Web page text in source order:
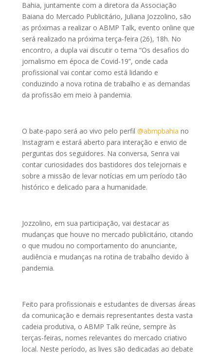
Bahia, juntamente com a diretora da Associação
Baiana do Mercado Publicitário, Juliana Jozzolino, são
as próximas a realizar o ABMP Talk, evento online que
será realizado na próxima terça-feira (26), 18h. No
encontro, a dupla vai discutir o tema “Os desafios do
jornalismo em época de Covid-19”, onde cada
profissional vai contar como está lidando e
conduzindo a nova rotina de trabalho e as demandas
da profissão em meio à pandemia.
O bate-papo será ao vivo pelo perfil @abmpbahia no
Instagram e estará aberto para interação e envio de
perguntas dos seguidores. Na conversa, Senra vai
contar curiosidades dos bastidores dos telejornais e
sobre a missão de levar notícias em um período tão
histórico e delicado para a humanidade.
Jozzolino, em sua participação, vai destacar as
mudanças que houve no mercado publicitário, citando
o que mudou no comportamento do anunciante,
audiência e mudanças na rotina de trabalho devido à
pandemia.
Feito para profissionais e estudantes de diversas áreas
da comunicação e demais representantes desta vasta
cadeia produtiva, o ABMP Talk reúne, sempre às
terças-feiras, nomes relevantes do mercado criativo
local. Neste período, as lives são dedicadas ao debate